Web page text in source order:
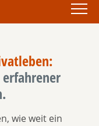
wie weit ein